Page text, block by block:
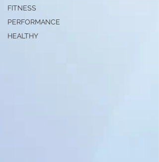
FITNESS
PERFORMANCE
HEALTHY